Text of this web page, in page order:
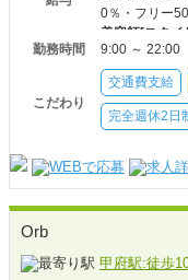
0％・フリー
美容師[スタイ
勤務時間
9:00 ～ 22:00
こだわり
交通費支給
完全週休2日
Orb
甲府駅:徒歩